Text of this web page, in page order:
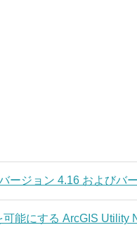
ージョン 4.16 およびバ
能にする ArcGIS Utility